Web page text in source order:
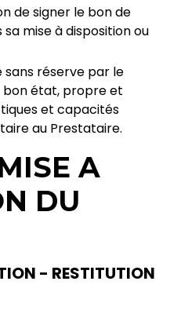
de signer le bon de
mise à disposition ou
réserve par le
état, propre et
et capacités
au Prestataire.
A
DU
- RESTITUTION